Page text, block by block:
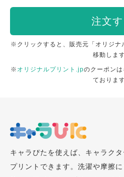
注文す
※クリックすると、販売元「オリジナ
移動します
※ オリジナルプリント.jpのクーポン
ております
キャラぴたを使えば、キャラク
プリントできます。洗濯や摩擦